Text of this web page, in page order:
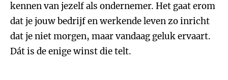
kennen van jezelf als ondernemer. Het gaat erom
dat je jouw bedrijf en werkende leven zo inricht
dat je niet morgen, maar vandaag geluk ervaart.
Dát is de enige winst die telt.